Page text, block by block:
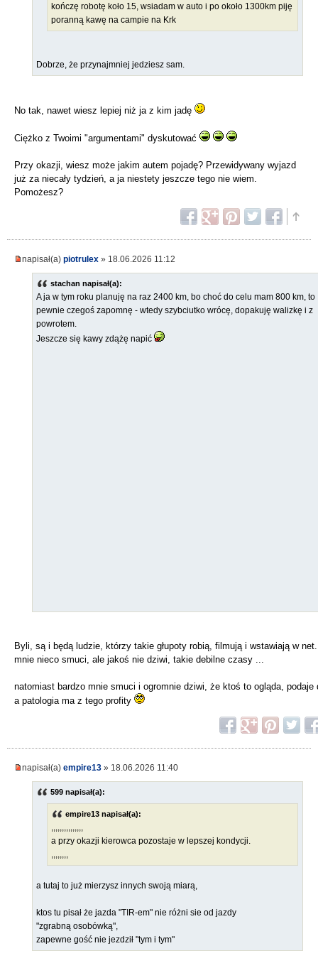
kończę robotę koło 15, wsiadam w auto i po około 1300km piję
poranną kawę na campie na Krk
Dobrze, że przynajmniej jedziesz sam.
No tak, nawet wiesz lepiej niż ja z kim jadę
Ciężko z Twoimi "argumentami" dyskutować
Przy okazji, wiesz może jakim autem pojadę? Przewidywany wyjazd
już za niecały tydzień, a ja niestety jeszcze tego nie wiem.
Pomożesz?
napisał(a) piotrulex » 18.06.2026 11:12
stachan napisał(a):
A ja w tym roku planuję na raz 2400 km, bo choć do celu mam 800 km, to
pewnie czegoś zapomnę - wtedy szybciutko wrócę, dopakuję walizkę i z
powrotem.
Jeszcze się kawy zdążę napić
Byli, są i będą ludzie, którzy takie głupoty robią, filmują i wstawiają w
mnie nieco smuci, ale jakoś nie dziwi, takie debilne czasy ...
natomiast bardzo mnie smuci i ogromnie dziwi, że ktoś to ogląda, podaje
a patologia ma z tego profity
napisał(a) empire13 » 18.06.2026 11:40
599 napisał(a):
empire13 napisał(a):
,,,,,,,,,,,,,,,
a przy okazji kierowca pozostaje w lepszej kondycji.
,,,,,,,,
a tutaj to już mierzysz innych swoją miarą,
ktos tu pisał że jazda "TIR-em" nie różni sie od jazdy
"zgrabną osobówką",
zapewne gość nie jezdził "tym i tym"